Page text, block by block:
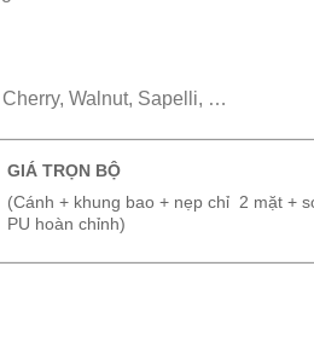
Walnut, Sapelli, …
GIÁ TRỌN BỘ
(Cánh + khung bao + nẹp chỉ 2 mặt +
PU hoàn chỉnh)